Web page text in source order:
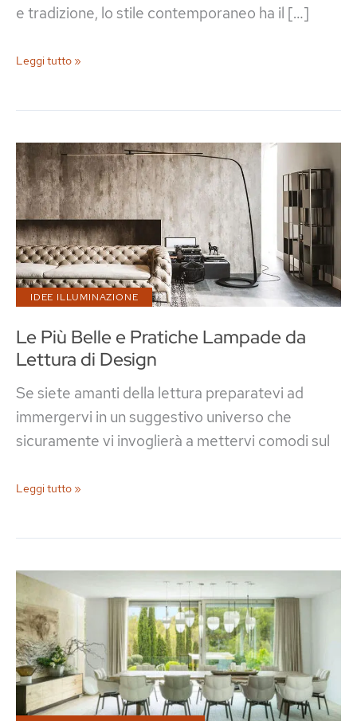
e tradizione, lo stile contemporaneo ha il […]
Come
un
Contemporaneo
Leggi tutto »
Le Più Belle e Pratiche Lampade da
Lettura di Design
IDEE ILLUMINAZIONE
Se siete amanti della lettura preparatevi ad
immergervi in un suggestivo universo che
sicuramente vi invoglierà a mettervi comodi sul
Le
Belle
Pratiche
Lampade
da
Lettura
di
Design
Leggi tutto »